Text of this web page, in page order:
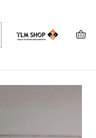
e Electrónico
Opel,
55 NOVO